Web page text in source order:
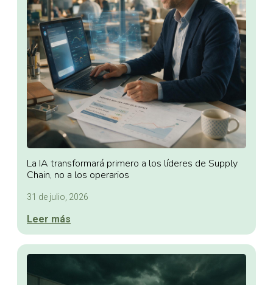
La IA transformará primero a los líderes de Supply
Chain, no a los operarios
31 de julio, 2026
Leer más